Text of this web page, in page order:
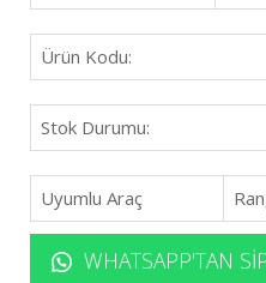
Ürün Kodu:
Stok Durumu:
Uyumlu Araç
WHATSAPP'TAN